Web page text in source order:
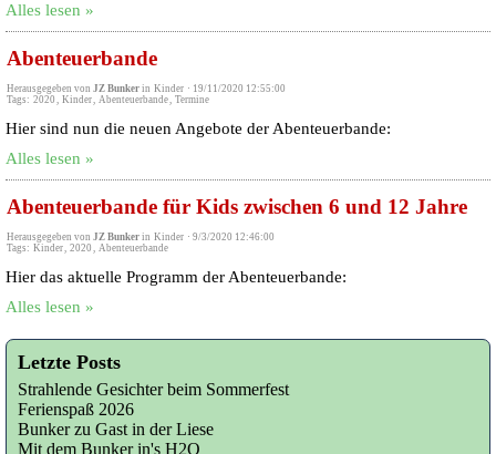
Alles lesen »
Abenteuerbande
Herausgegeben von JZ Bunker in Kinder · 19/11/2020 12:55:00
Tags: 2020 , Kinder, Abenteuerbande, Termine
Hier sind nun die neuen Angebote der Abenteuerbande:
Alles lesen »
Abenteuerbande für Kids zwischen 6 und 12 Jahre
Herausgegeben von JZ Bunker in Kinder · 9/3/2020 12:46:00
Tags: Kinder, 2020 , Abenteuerbande
Hier das aktuelle Programm der Abenteuerbande:
Alles lesen »
Letzte Posts
Strahlende Gesichter beim Sommerfest
Ferienspaß 2026
Bunker zu Gast in der Liese
Mit dem Bunker in's H2O